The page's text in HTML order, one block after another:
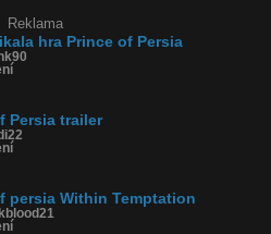
Reklama
hra Prince of Persia
Persia trailer
persia Within Temptation